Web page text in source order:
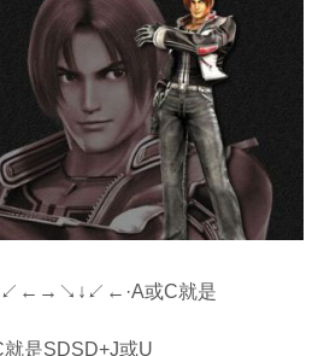
或C就是
是SDSD+J或U